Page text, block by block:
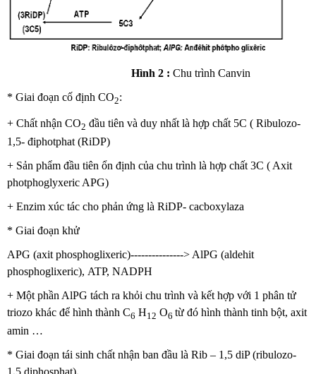
Hình 2 : Chu trình Canvin
* Giai đoạn cố định CO2:
+ Chất nhận CO2 đầu tiên và duy nhất là hợp chất 5C ( Ribulozo-
1,5- điphotphat (RiDP)
+ Sản phẩm đầu tiên ổn định của chu trình là hợp chất 3C ( Axit
photphoglyxeric APG)
+ Enzim xúc tác cho phản ứng là RiDP- cacboxylaza
* Giai đoạn khử
APG (axit phosphoglixeric)---------------> AlPG (aldehit
phosphoglixeric), ATP, NADPH
+ Một phần AlPG tách ra khỏi chu trình và kết hợp với 1 phân tử
triozo khác để hình thành C6 H12 O6 từ đó hình thành tinh bột, axit
amin …
* Giai đoạn tái sinh chất nhận ban đầu là Rib – 1,5 diP (ribulozo-
1,5 diphosphat).